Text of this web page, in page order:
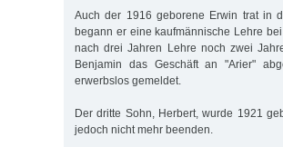
Auch der 1916 geborene Erwin trat in
begann er eine kaufmännische Lehre
nach drei Jahren Lehre noch zwei
Benjamin das Geschäft an "Arier"
erwerbslos gemeldet.
Der dritte Sohn, Herbert, wurde 1921
jedoch nicht mehr beenden.